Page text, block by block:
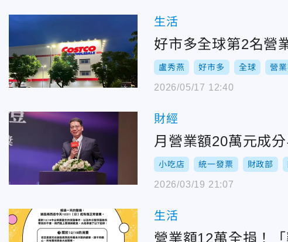
生活
好市多全球第2名營
盧秀燕 好市多 全球 營
2026/05/17 12:40
財經
月營業額20萬元成
小吃店 統一發票 財政部
2026/03/19 21:07
生活
營業額12萬全捐！